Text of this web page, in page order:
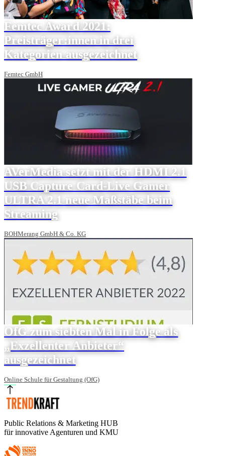
Femtec Award 2021:
Preisträger:innen in drei
Kategorien ausgezeichnet
Femtec GmbH
AVerMedia setzt mit der HDMI 2.1
USB Capture Card-Live Gamer
ULTRA 2.1 neue Maßstäbe beim
Streaming
BOHMerang GmbH & Co. KG
OfG zum siebten Mal in Folge als
„Exzellenter Anbieter“
ausgezeichnet
Online Schule für Gestaltung (OfG)
Public Relations & Marketing HUB
für innovative Agenturen und KMU